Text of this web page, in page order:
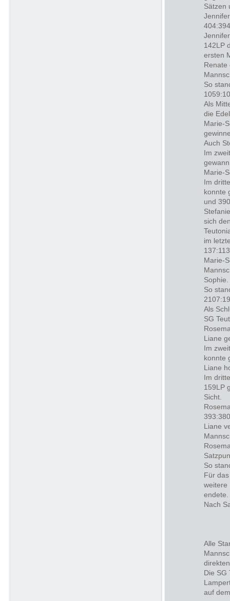
Sätzen
142LP
ersten
Renate
So
Als
die
Marie-
Auch
Im
Marie-
Im
konnte
und
sich
im
Marie-
Sophie.
So
Als
SG
Liane
Im
konnte
Liane
Im
159LP
Sicht.
Liane
So
Für
weitere
endete.
Nach
Alle
Die SG
auf